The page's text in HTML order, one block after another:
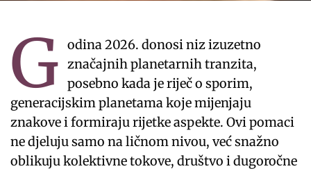
G odina 2026. donosi niz izuzetno
značajnih planetarnih tranzita,
posebno kada je riječ o sporim,
generacijskim planetama koje mijenjaju
znakove i formiraju rijetke aspekte. Ovi pomaci
ne djeluju samo na ličnom nivou, već snažno
oblikuju kolektivne tokove, društvo i dugoročne